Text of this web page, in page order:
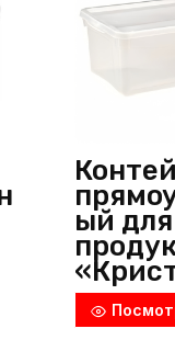
ый для
5 л,